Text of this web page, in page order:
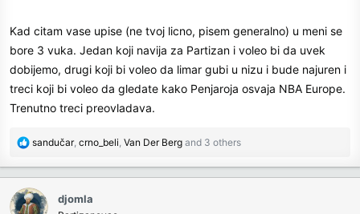
Kad citam vase upise (ne tvoj licno, pisem generalno) u meni se
bore 3 vuka. Jedan koji navija za Partizan i voleo bi da uvek
dobijemo, drugi koji bi voleo da limar gubi u nizu i bude najuren i
treci koji bi voleo da gledate kako Penjaroja osvaja NBA Europe.
Trenutno treci preovladava.
R
a
c
t
sandučar, crno_beli Van Der Berg and 3 others
djomla